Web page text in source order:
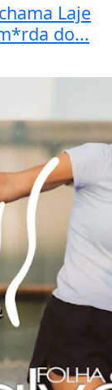
Laje
do...